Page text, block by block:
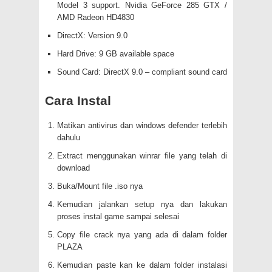
Model 3 support. Nvidia GeForce 285 GTX /
AMD Radeon HD4830
DirectX: Version 9.0
Hard Drive: 9 GB available space
Sound Card: DirectX 9.0 – compliant sound card
Cara Instal
Matikan antivirus dan windows defender terlebih
dahulu
Extract menggunakan winrar file yang telah di
download
Buka/Mount file .iso nya
Kemudian jalankan setup nya dan lakukan
proses instal game sampai selesai
Copy file crack nya yang ada di dalam folder
PLAZA
Kemudian paste kan ke dalam folder instalasi